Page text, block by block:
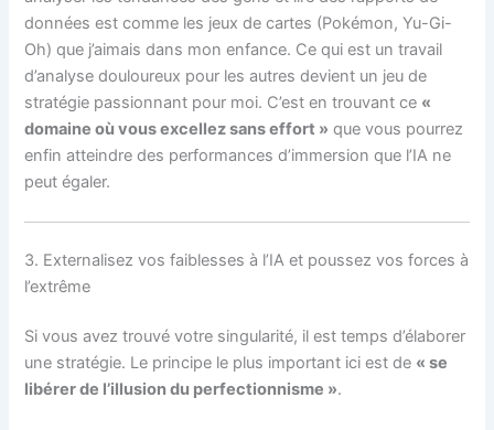
données est comme les jeux de cartes (Pokémon, Yu-Gi-
Oh) que j’aimais dans mon enfance. Ce qui est un travail
d’analyse douloureux pour les autres devient un jeu de
stratégie passionnant pour moi. C’est en trouvant ce «
domaine où vous excellez sans effort » que vous pourrez
enfin atteindre des performances d’immersion que l’IA ne
peut égaler.
3. Externalisez vos faiblesses à l’IA et poussez vos forces à
l’extrême
Si vous avez trouvé votre singularité, il est temps d’élaborer
une stratégie. Le principe le plus important ici est de « se
libérer de l’illusion du perfectionnisme ».